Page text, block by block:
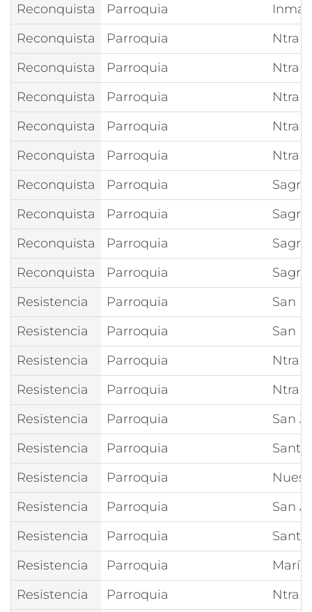
Reconquista
Parroquia
Reconquista
Parroquia
Ntra
Reconquista
Parroquia
Ntra
Reconquista
Parroquia
Ntra
Reconquista
Parroquia
Ntra
Reconquista
Parroquia
Ntra
Reconquista
Parroquia
Reconquista
Parroquia
Reconquista
Parroquia
Reconquista
Parroquia
Resistencia
Parroquia
San
Resistencia
Parroquia
San
Resistencia
Parroquia
Ntra
Resistencia
Parroquia
Ntra
Resistencia
Parroquia
San
Resistencia
Parroquia
Santa
Resistencia
Parroquia
Resistencia
Parroquia
San
Resistencia
Parroquia
Santa
Resistencia
Parroquia
María
Resistencia
Parroquia Ntra